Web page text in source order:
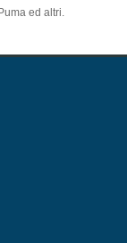
ed altri.
Mondo 2026 Team(
etc) piu importanti
Top europee
United, Leicester